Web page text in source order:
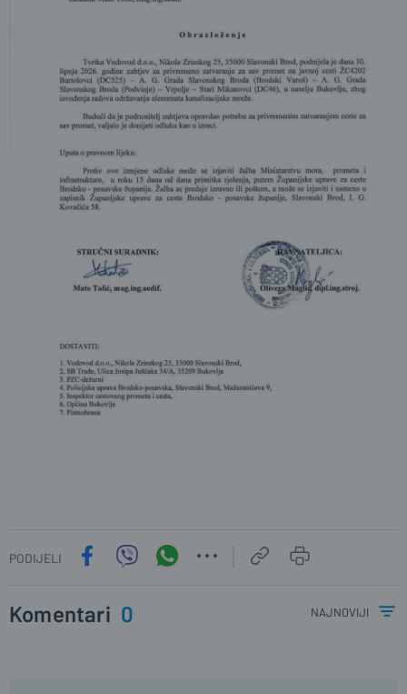
PODIJELI
Komentari 0 najnoviji